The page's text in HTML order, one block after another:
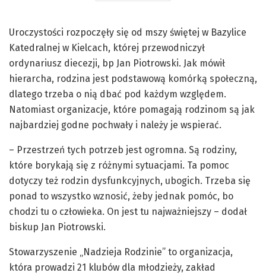
Uroczystości rozpoczęły się od mszy świętej w Bazylice
Katedralnej w Kielcach, której przewodniczył
ordynariusz diecezji, bp Jan Piotrowski. Jak mówił
hierarcha, rodzina jest podstawową komórką społeczną,
dlatego trzeba o nią dbać pod każdym względem.
Natomiast organizacje, które pomagają rodzinom są jak
najbardziej godne pochwały i należy je wspierać.
– Przestrzeń tych potrzeb jest ogromna. Są rodziny,
które borykają się z różnymi sytuacjami. Ta pomoc
dotyczy też rodzin dysfunkcyjnych, ubogich. Trzeba się
ponad to wszystko wznosić, żeby jednak pomóc, bo
chodzi tu o człowieka. On jest tu najważniejszy – dodał
biskup Jan Piotrowski.
Stowarzyszenie „Nadzieja Rodzinie” to organizacja,
która prowadzi 21 klubów dla młodzieży, zakład